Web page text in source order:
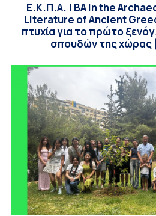
Ε.Κ.Π.Α. | BA in the
Literature of Ancient
πτυχία για το πρώτο
σπουδών της χώρας